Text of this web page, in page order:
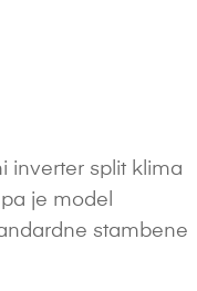
inverter split klima
je model
stambene